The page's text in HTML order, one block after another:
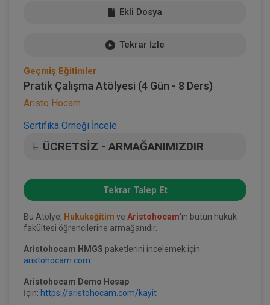
Ekli Dosya
Tekrar İzle
Geçmiş Eğitimler
Pratik Çalışma Atölyesi (4 Gün - 8 Ders)
Aristo Hocam
Sertifika Örneği İncele
L ÜCRETSİZ - ARMAĞANIMIZDIR
Tekrar Talep Et
Bu Atölye, Hukukeğitim ve Aristohocam'ın bütün hukuk
fakültesi öğrencilerine armağanıdır.
Aristohocam HMGS paketlerini incelemek için:
aristohocam.com
Aristohocam Demo Hesap
İçin: https://aristohocam.com/kayit